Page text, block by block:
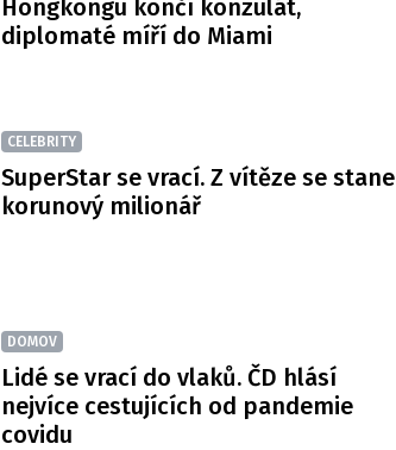
Hongkongu končí konzulát,
diplomaté míří do Miami
CELEBRITY
SuperStar se vrací. Z vítěze se stane
korunový milionář
DOMOV
Lidé se vrací do vlaků. ČD hlásí
nejvíce cestujících od pandemie
covidu